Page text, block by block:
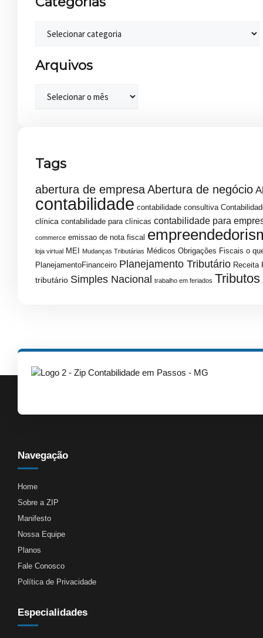
Arquivos
Tags
abertura de empresaAbertura de negócio
contabilidade contabilidade consultiva
clínica contabilidade para clínicas contabilidade para
commerce emissao de nota fiscal
loja virtual MEI Mudanças Tributárias Médicos Obrigações Fiscais o
PlanejamentoFinanceiro Planejamento Tributário Receita
tributário Simples Nacional trabalho em feriados Tributos
Navegação
Home
Sobre a ZIP
Manifesto
Nossa Equipe
Planos
Fale Conosco
Política de Privacidade
Especialidades